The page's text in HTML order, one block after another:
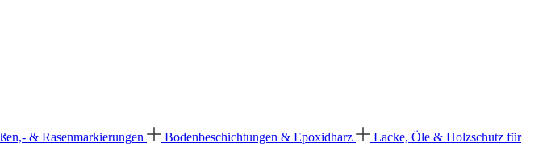
& Rasenmarkierungen Bodenbeschichtungen & Epoxidharz
Lacke, Öle & Holzschutz für